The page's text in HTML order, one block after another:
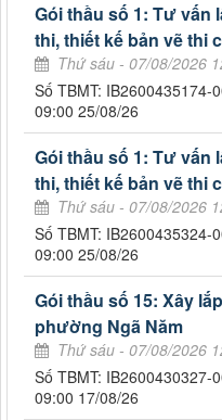
Gói thầu số 1: Tư vấn
thi, thiết kế bản vẽ thi
Thứ sáu - 07/08/2026
Số TBMT: IB2600435174-
09:00 25/08/26
Gói thầu số 1: Tư vấn
thi, thiết kế bản vẽ thi
Thứ sáu - 07/08/2026
Số TBMT: IB2600435324-
09:00 25/08/26
Gói thầu số 15: Xây
phường Ngã Năm
Thứ sáu - 07/08/2026
Số TBMT: IB2600430327-
09:00 17/08/26